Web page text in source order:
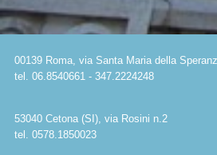
00139 Roma, via Santa Maria della
tel. 06.8540661 - 347.2224248
53040 Cetona (SI), via Rosini n.2
tel. 0578.1850023